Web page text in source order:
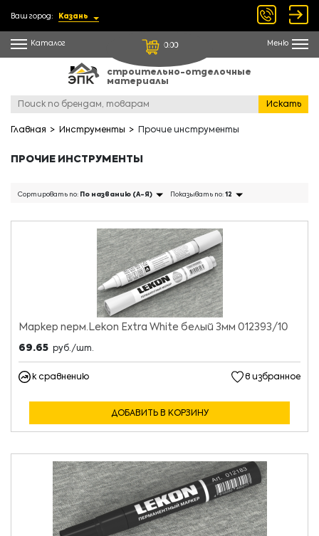
Ваш город: Казань
Каталог 0.00 Меню
строительно-отделочные
материалы
Искать
Главная Инструменты Прочие инструменты
ПРОЧИЕ ИНСТРУМЕНТЫ
Сортировать по: По названию (А-Я) Показывать по: 12
Маркер перм.Lekon Extra White белый 3мм 012393/10
69.65 руб./шт.
к сравнению в избранное
ДОБАВИТЬ В КОРЗИНУ